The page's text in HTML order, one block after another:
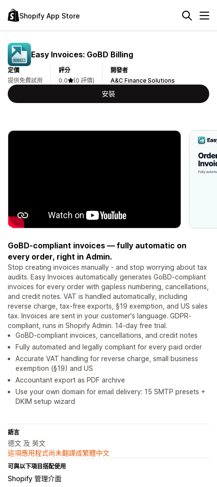
Shopify App Store
Easy Invoices: GoBD Billing
定價
提供免費試用
評分
0.0
(0 評價)
開發者
A&C Finance Solutions
安裝
GoBD-compliant invoices — fully automatic on
every order, right in Admin.
Stop creating invoices manually - and stop worrying about tax
audits. Easy Invoices automatically generates GoBD-compliant
invoices for every order with gapless numbering, cancellations,
and credit notes. VAT is handled automatically, including
reverse charge, tax-free exports, §19 exemption, and US sales
tax. Invoices are sent in your customer's language. GDPR-
compliant, runs in Shopify Admin. 14-day free trial.
GoBD-compliant invoices, cancellations, and credit notes
Fully automated and legally compliant for every paid order
Accurate VAT handling for reverse charge, small business
exemption (§19) and US
Accountant export as PDF archive
Use your own domain for email delivery: 15 SMTP presets +
DKIM setup wizard
語言
德文 及 英文
這項應用程式尚未翻譯成繁體中文
可與以下項目搭配使用
Shopify 管理介面